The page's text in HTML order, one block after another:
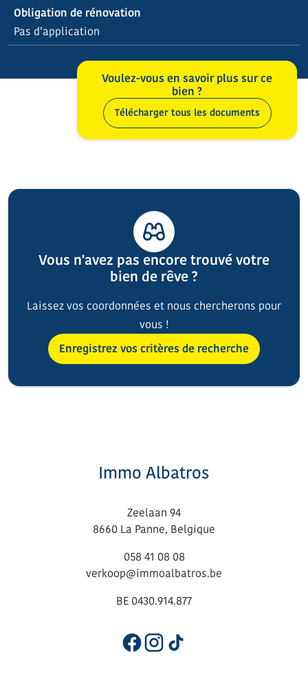
Obligation de rénovation
Pas d’application
Voulez-vous en savoir plus sur ce
bien ?
Télécharger tous les documents
Vous n'avez pas encore trouvé votre
bien de rêve ?
Laissez vos coordonnées et nous chercherons pour
vous !
Enregistrez vos critères de recherche
Immo Albatros
Zeelaan 94
8660 La Panne, Belgique
058 41 08 08
verkoop@immoalbatros.be
BE 0430.914.877